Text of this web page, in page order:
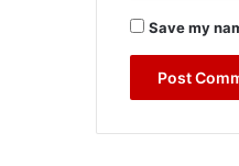
Save my